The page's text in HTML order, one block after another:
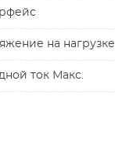
на нагрузке
ток Макс.